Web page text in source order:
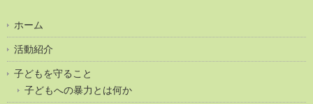
ホーム
活動紹介
子どもを守ること
子どもへの暴力とは何か